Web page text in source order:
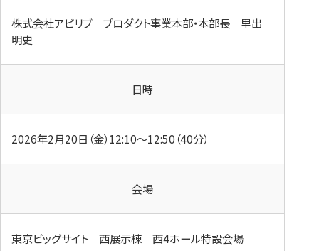
株式会社アビリブ プロダクト事業本部・本部長 里出
明史
日時
2026年2月20日（金）12:10～12:50（40分）
会場
東京ビッグサイト 西展示棟 西4ホール特設会場